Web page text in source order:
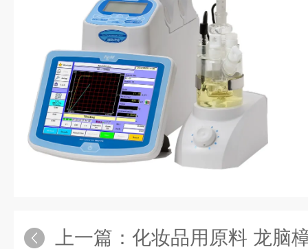
上一篇： 化妆品用原料 龙脑樟树精油 - 折